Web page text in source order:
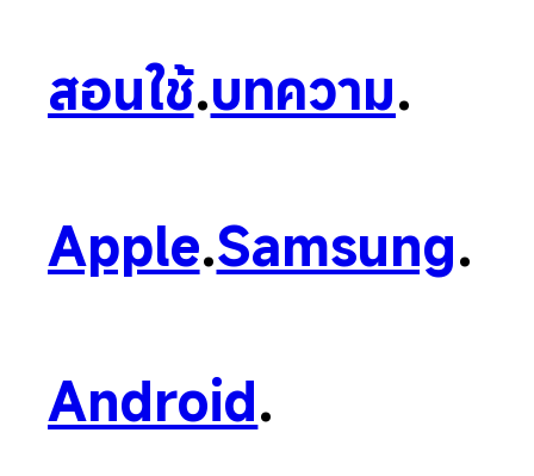
สอนใช้.บทความ.
Apple.Samsung.
Android.